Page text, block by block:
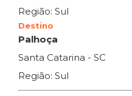
Região: Sul
Destino
Palhoça
Santa Catarina - SC
Região: Sul